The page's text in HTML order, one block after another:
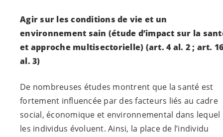
Agir sur les conditions de vie et un
environnement sain (étude d’impact sur la
et approche multisectorielle) (art. 4 al. 2 ; art.
al. 3)
De nombreuses études montrent que la santé est
fortement influencée par des facteurs liés au cadre
social, économique et environnemental dans lequel
les individus évoluent. Ainsi, la place de l’individu